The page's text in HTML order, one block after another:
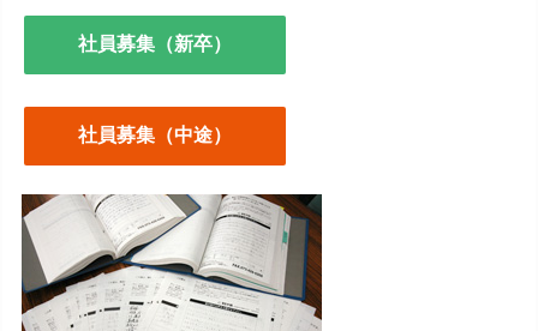
社員募集（新卒）
社員募集（中途）